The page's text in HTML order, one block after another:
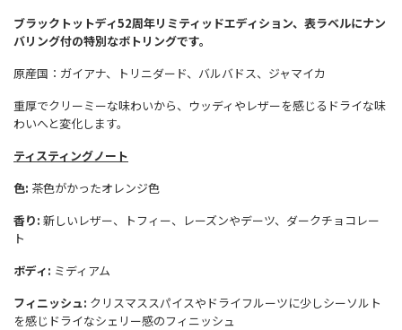
ブラックトットディ52周年リミティッドエディション、表ラベルにナン
バリング付の特別なボトリングです。
原産国：ガイアナ、トリニダード、バルバドス、ジャマイカ
重厚でクリーミーな味わいから、ウッディやレザーを感じるドライな味
わいへと変化します。
ティスティングノート
色: 茶色がかったオレンジ色
香り: 新しいレザー、トフィー、レーズンやデーツ、ダークチョコレー
ト
ボディ: ミディアム
フィニッシュ: クリスマススパイスやドライフルーツに少しシーソルト
を感じドライなシェリー感のフィニッシュ